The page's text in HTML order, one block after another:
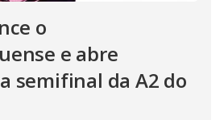
o
e abre
semifinal da A2 do